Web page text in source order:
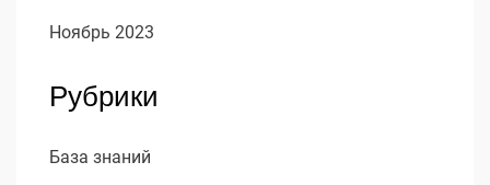
Ноябрь 2023
Рубрики
База знаний